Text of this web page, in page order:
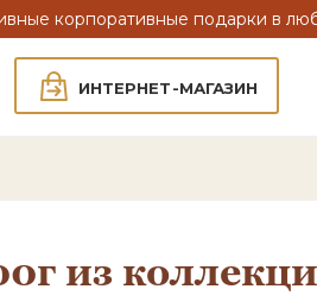
корпоративные подарки в
ИНТЕРНЕТ-МАГАЗИН
из